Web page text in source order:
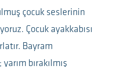
çocuk seslerinin
Çocuk ayakkabısı
Bayram
bırakılmış